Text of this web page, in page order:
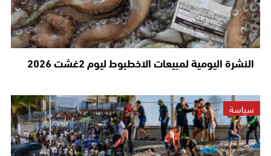
النشرة اليومية لمبيعات الاخطبوط ليوم 2غشت 2026
سياسة